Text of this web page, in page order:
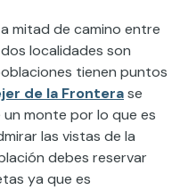
mitad de camino entre
localidades son
tienen puntos
de la Fronterase
monte por lo que es
las vistas de la
debes reservar
ya que es